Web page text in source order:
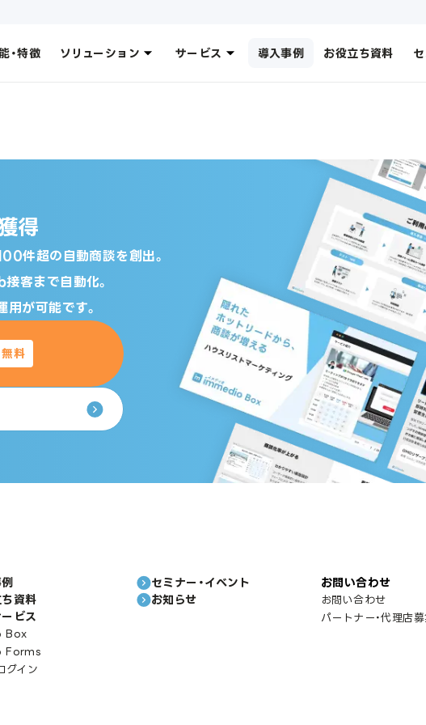
・特徴 ソリューション サービス 導入事例 お役立ち資料
得
件超の自動商談を創出。
客まで自動化。
用が可能です。
無料
資料
ビス
Box
Forms
グイン
セミナー・イベント
お知らせ
お問い合わせ
お問い合わせ
パートナー・代理店